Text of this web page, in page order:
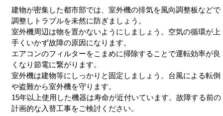
建物が密集した都市部では、室外機の排気を風向調整板などで
調整しトラブルを未然に防ぎましょう。
室外機周辺は物を置かないようにしましょう。空気の循環が上
手くいかず故障の原因になります。
エアコンのフィルターをこまめに掃除することで運転効率が良
くなり節電に繋がります。
室外機は建物等にしっかりと固定しましょう。台風による転倒
や盗難から室外機を守ります。
15年以上使用した機器は寿命が近付いています。故障する前の
計画的な入替工事をご検討ください。